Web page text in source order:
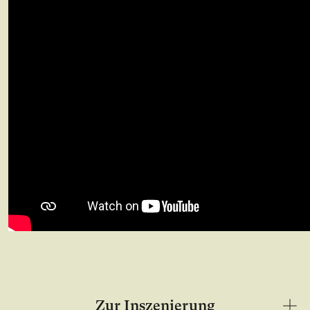
Zur Inszenierung